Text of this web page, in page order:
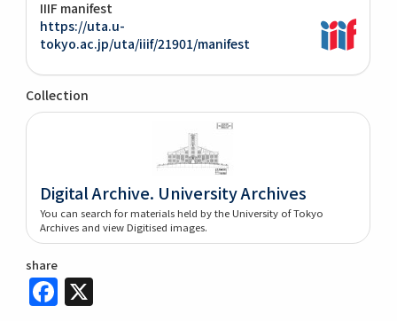
IIIF manifest
https://uta.u-
tokyo.ac.jp/uta/iiif/21901/manifest
Collection
Digital Archive. University Archives
You can search for materials held by the University of Tokyo
Archives and view Digitised images.
share
Facebook